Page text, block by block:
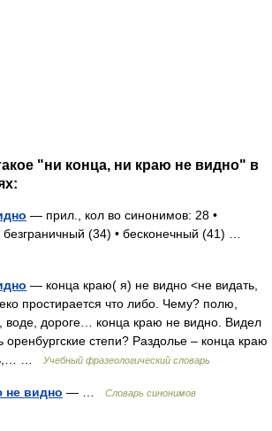
"ни конца, ни краю не видно" в
— прил., кол во синонимов: 28 •
(34) • бесконечный (41) …
— конца краю( я) не видно <не видать,
простирается что либо. Чему? полю,
воде, дороге… конца краю не видно. Видел
оренбургские степи? Раздолье – конца краю
…
Учебный фразеологический словарь
не видно — … Словарь синонимов